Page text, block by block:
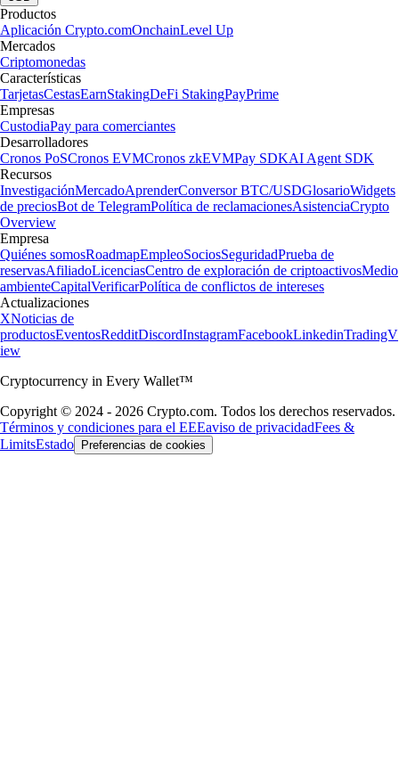
Productos
Aplicación Crypto.comOnchainLevel Up
Mercados
Criptomonedas
Características
TarjetasCestasEarnStakingDeFi StakingPayPrime
Empresas
CustodiaPay para comerciantes
Desarrolladores
Cronos PoSCronos EVMCronos zkEVMPay SDKAI Agent SDK
Recursos
InvestigaciónMercadoAprenderConversor BTC/USDGlosarioWidgets
de preciosBot de TelegramPolítica de reclamacionesAsistenciaCrypto
Overview
Empresa
Quiénes somosRoadmapEmpleoSociosSeguridadPrueba de
reservasAfiliadoLicenciasCentro de exploración de criptoactivosMedio
ambienteCapitalVerificarPolítica de conflictos de intereses
Actualizaciones
XNoticias de
productosEventosRedditDiscordInstagramFacebookLinkedinTradingV
iew
Cryptocurrency in Every Wallet™
Copyright © 2024 - 2026 Crypto.com. Todos los derechos reservados.
Términos y condiciones para el EEEaviso de privacidadFees &
LimitsEstado Preferencias de cookies